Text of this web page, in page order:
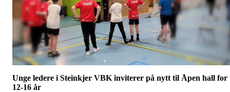
Unge ledere i Steinkjer VBK inviterer på nytt til Åpen hall for
12-16 år